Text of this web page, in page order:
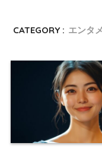
CATEGORY : エンタメ